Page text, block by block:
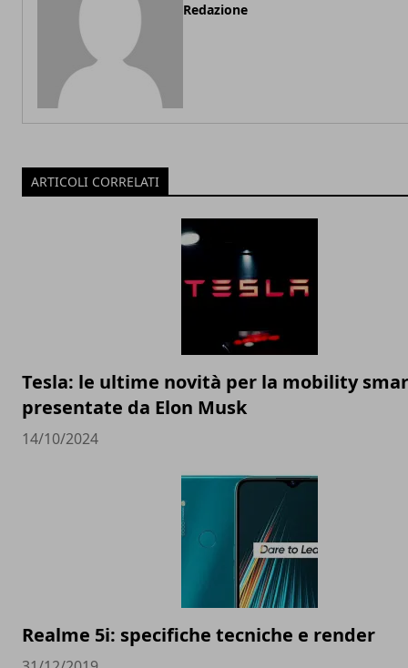
Redazione
ARTICOLI CORRELATI
Tesla: le ultime novità per la mobility
presentate da Elon Musk
14/10/2024
Realme 5i: specifiche tecniche e render